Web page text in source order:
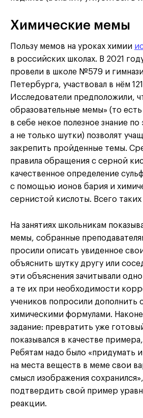
Химические мемы
Пользу мемов на уроках химии
в российских школах. В 2021
провели в школе №579 и
Петербурга, участвовал в нём
Исследователи предположили,
образовательные мемы» (то
в себе некое полезное знание
а не только шутки) позволят
закрепить пройденные темы.
правила обращения с серной
качественное определение
с помощью ионов бария и
сернистой кислоты. Всего
На занятиях школьникам
мемы, собранные
просили описать увиденное
объяснить шутку другу или
эти объяснения зачитывали
а те их при необходимости
учеников попросили дополнить
химическими формулами.
задание: превратить уже
показывался в качестве
Ребятам надо было «придумать
на места веществ в меме свои
смысл изображения
подтвердить свой пример
реакции.